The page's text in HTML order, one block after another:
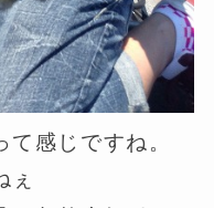
感じですね。
ぇ